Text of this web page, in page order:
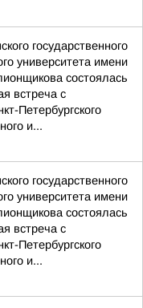
государственного
университета имени
состоялась
встреча с
Петербургского
и...
государственного
университета имени
состоялась
встреча с
Петербургского
и...